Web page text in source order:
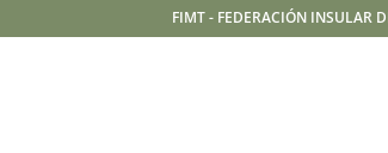
FIMT - FEDERACIÓN INSULAR